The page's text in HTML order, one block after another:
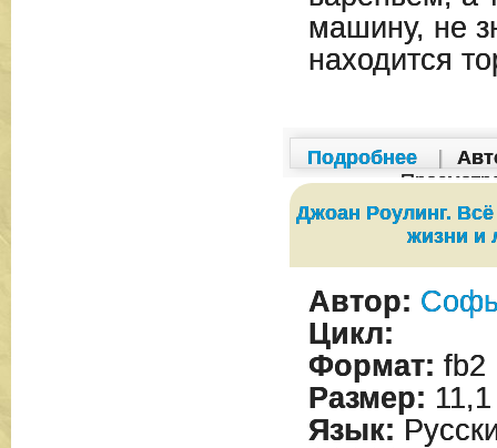
машину, не
находится
Подробнее
Джоан Роулинг.
жизни и
Автор:
Цикл:
Формат: fb2
Размер:
Язык: